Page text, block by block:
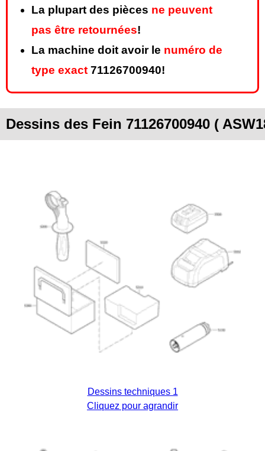
La plupart des pièces ne peuvent
pas être retournées!
La machine doit avoir le numéro de
type exact 71126700940!
Dessins des Fein 71126700940 (
Dessins techniques 1
Cliquez pour agrandir